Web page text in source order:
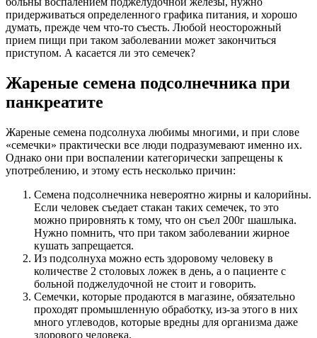
придерживаться определенного графика питания, и хорошо
думать, прежде чем что-то съесть. Любой неосторожный
прием пищи при таком заболевании может закончиться
приступом. А касается ли это семечек?
Жареные семена подсолнечника при
панкреатите
Жареные семена подсолнуха любимы многими, и при слове
«семечки» практически все люди подразумевают именно их.
Однако они при воспалении категорически запрещены к
употреблению, и этому есть несколько причин:
Семена подсолнечника невероятно жирны и калорийны.
Если человек съедает стакан таких семечек, то это
можно прировнять к тому, что он съел 200г шашлыка.
Нужно помнить, что при таком заболевании жирное
кушать запрещается.
Из подсолнуха можно есть здоровому человеку в
количестве 2 столовых ложек в день, а о пациенте с
больной поджелудочной не стоит и говорить.
Семечки, которые продаются в магазине, обязательно
проходят промышленную обработку, из-за этого в них
много углеводов, которые вредны для организма даже
здорового человека.